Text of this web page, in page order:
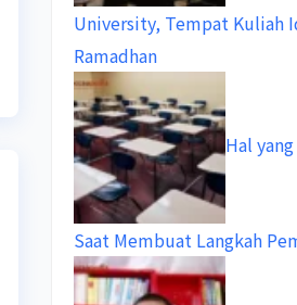
University, Tempat Kuliah
Ramadhan
Hal
Saat Membuat Langkah